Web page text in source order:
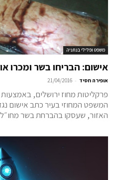
משפט ופלילי בנתניה
אישום: הבריחו בשר ומכרו
אופירה חסיד -
21/04/2016
פרקליטות מחוז ירושלים,
המשפט המחוזי בעיר כתב אישום
האזור, שעסקו בהברחת בשר